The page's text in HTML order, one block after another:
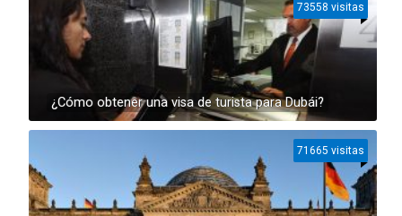
¿Cómo obtener una visa de turista para Dubái?
73558 visitas
71665 visitas